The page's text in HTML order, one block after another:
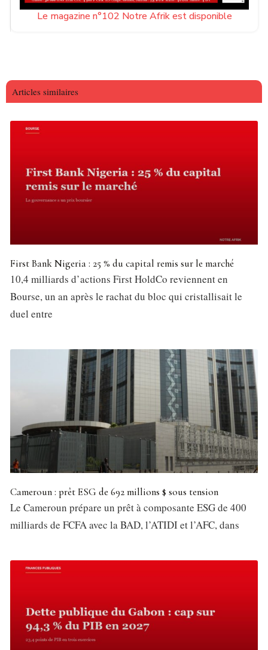
Le magazine n°102 Notre Afrik est disponible
Articles similaires
First Bank Nigeria : 25 % du capital remis sur le marché
10,4 milliards d’actions First HoldCo reviennent en
Bourse, un an après le rachat du bloc qui cristallisait le
duel entre
Cameroun : prêt ESG de 692 millions $ sous tension
Le Cameroun prépare un prêt à composante ESG de 400
milliards de FCFA avec la BAD, l’ATIDI et l’AFC, dans